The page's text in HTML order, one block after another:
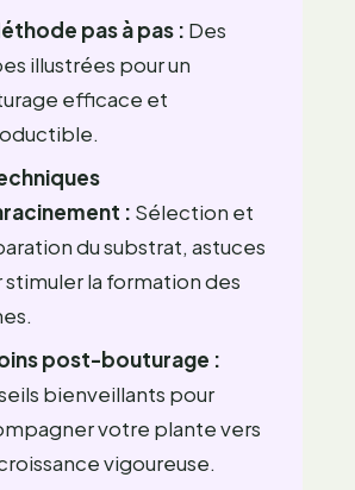
pas à pas : Des
illustrées pour un
efficace et
: Sélection et
du substrat, astuces
stimuler la formation des
post-bouturage :
bienveillants pour
votre plante vers
vigoureuse.